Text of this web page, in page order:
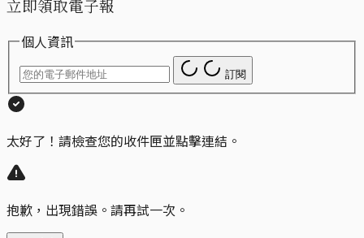
立即領取電子報
個人資訊
訂閱
太好了！請檢查您的收件匣並點擊連結。
抱歉，出現錯誤。請再試一次。